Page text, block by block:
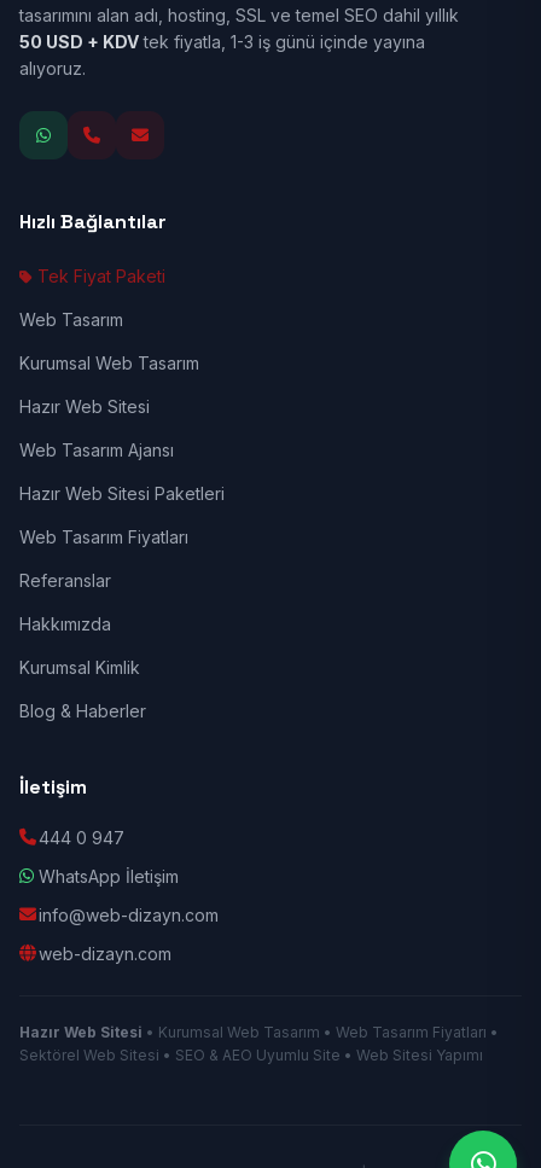
tasarımını alan adı, hosting, SSL ve temel SEO dahil yıllık
50 USD + KDVtek fiyatla, 1-3 iş günü içinde yayına
alıyoruz.
Hızlı Bağlantılar
Tek Fiyat Paketi
Web Tasarım
Kurumsal Web Tasarım
Hazır Web Sitesi
Web Tasarım Ajansı
Hazır Web Sitesi Paketleri
Web Tasarım Fiyatları
Referanslar
Hakkımızda
Kurumsal Kimlik
Blog & Haberler
İletişim
444 0 947
WhatsApp İletişim
info@web-dizayn.com
web-dizayn.com
Hazır Web Sitesi • Kurumsal Web Tasarım • Web Tasarım Fiyatları •
Sektörel Web Sitesi • SEO & AEO Uyumlu Site • Web Sitesi Yapımı